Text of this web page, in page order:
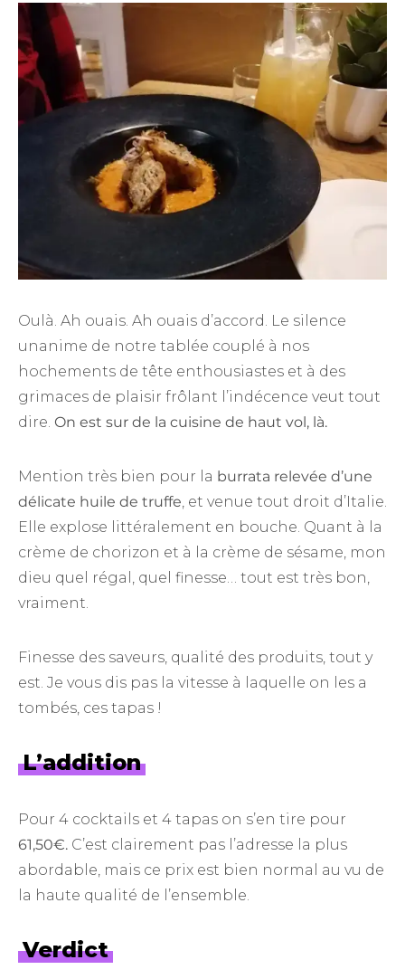
Oulà. Ah ouais. Ah ouais d’accord. Le silence
unanime de notre tablée couplé à nos
hochements de tête enthousiastes et à des
grimaces de plaisir frôlant l’indécence veut tout
dire. On est sur de la cuisine de haut vol, là.
Mention très bien pour la burrata relevée d’une
délicate huile de truffe, et venue tout droit d’Italie.
Elle explose littéralement en bouche. Quant à la
crème de chorizon et à la crème de sésame, mon
dieu quel régal, quel finesse… tout est très bon,
vraiment.
Finesse des saveurs, qualité des produits, tout y
est. Je vous dis pas la vitesse à laquelle on les a
tombés, ces tapas !
L’addition
Pour 4 cocktails et 4 tapas on s’en tire pour
61,50€. C’est clairement pas l’adresse la plus
abordable, mais ce prix est bien normal au vu de
la haute qualité de l’ensemble.
Verdict